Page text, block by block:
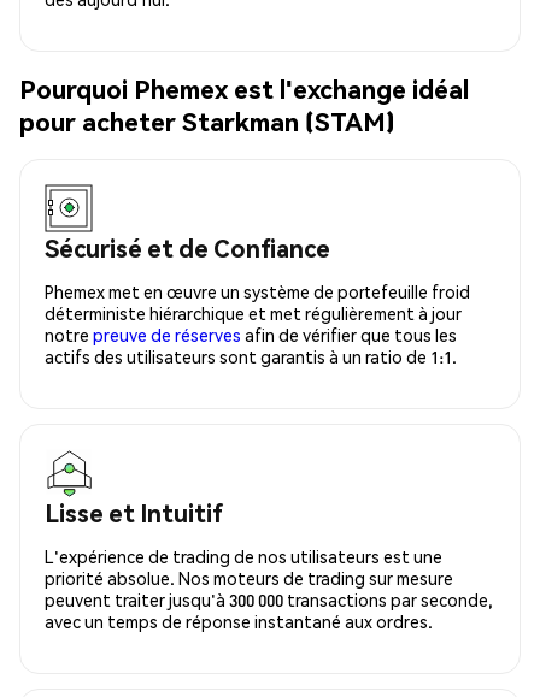
Pourquoi Phemex est l'exchange idéal
pour acheter Starkman (STAM)
Sécurisé et de Confiance
Phemex met en œuvre un système de portefeuille froid
déterministe hiérarchique et met régulièrement à jour
notre preuve de réserves afin de vérifier que tous les
actifs des utilisateurs sont garantis à un ratio de 1:1.
Lisse et Intuitif
L'expérience de trading de nos utilisateurs est une
priorité absolue. Nos moteurs de trading sur mesure
peuvent traiter jusqu'à 300 000 transactions par seconde,
avec un temps de réponse instantané aux ordres.